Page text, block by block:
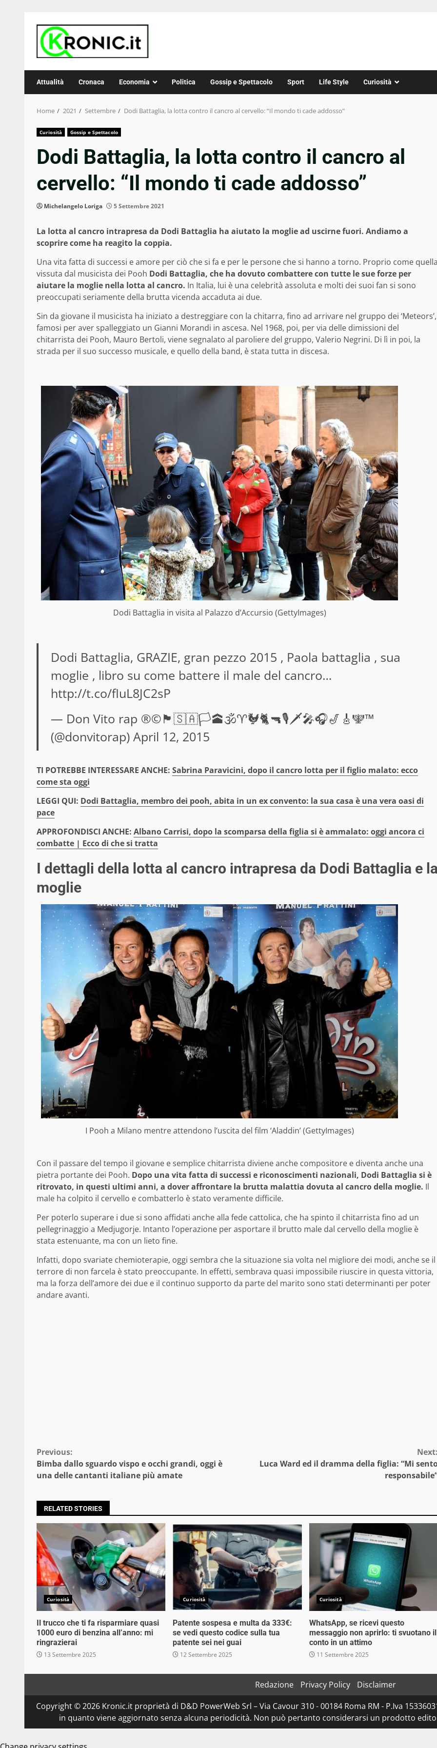
content
Attualità Cronaca Economia Politica Gossip e Spettacolo Sport Life Style Curiosità
Home 2021 Settembre Dodi Battaglia, la lotta contro il cancro al cervello: “Il mondo ti cade addosso”
Curiosità Gossip e Spettacolo
Dodi Battaglia, la lotta contro il cancro al
cervello: “Il mondo ti cade addosso”
Michelangelo Loriga 5 Settembre 2021
La lotta al cancro intrapresa da Dodi Battaglia ha aiutato la moglie ad uscirne fuori. Andiamo a
scoprire come ha reagito la coppia.
Una vita fatta di successi e amore per ciò che si fa e per le persone che si hanno a torno. Proprio come
vissuta dal musicista dei Pooh Dodi Battaglia, che ha dovuto combattere con tutte le sue forze per
aiutare la moglie nella lotta al cancro. In Italia, lui è una celebrità assoluta e molti dei suoi fan si sono
preoccupati seriamente della brutta vicenda accaduta ai due.
Sin da giovane il musicista ha iniziato a destreggiare con la chitarra, fino ad arrivare nel gruppo dei ‘Meteors’,
famosi per aver spalleggiato un Gianni Morandi in ascesa. Nel 1968, poi, per via delle dimissioni del
chitarrista dei Pooh, Mauro Bertoli, viene segnalato al paroliere del gruppo, Valerio Negrini. Di lì in poi, la
strada per il suo successo musicale, e quello della band, è stata tutta in discesa.
Dodi Battaglia in visita al Palazzo d’Accursio (GettyImages)
Dodi Battaglia, GRAZIE, gran pezzo 2015 , Paola battaglia , sua
moglie , libro su come battere il male del cancro…
http://t.co/fIuL8JC2sP
— Don Vito rap ®©🏴🇸🇦🏳🕋🕉♈🐓🐈🔫🎙🗡🎤🎧🎷🎸🕎™
(@donvitorap) April 12, 2015
TI POTREBBE INTERESSARE ANCHE: Sabrina Paravicini, dopo il cancro lotta per il figlio malato: ecco
come sta oggi
LEGGI QUI: Dodi Battaglia, membro dei pooh, abita in un ex convento: la sua casa è una vera oasi di
pace
APPROFONDISCI ANCHE: Albano Carrisi, dopo la scomparsa della figlia si è ammalato: oggi ancora ci
combatte | Ecco di che si tratta
I dettagli della lotta al cancro intrapresa da Dodi Battaglia e
moglie
I Pooh a Milano mentre attendono l’uscita del film ‘Aladdin’ (GettyImages)
Con il passare del tempo il giovane e semplice chitarrista diviene anche compositore e diventa anche una
pietra portante dei Pooh. Dopo una vita fatta di successi e riconoscimenti nazionali, Dodi Battaglia si è
ritrovato, in questi ultimi anni, a dover affrontare la brutta malattia dovuta al cancro della moglie. Il
male ha colpito il cervello e combatterlo è stato veramente difficile.
Per poterlo superare i due si sono affidati anche alla fede cattolica, che ha spinto il chitarrista fino ad un
pellegrinaggio a Medjugorje. Intanto l’operazione per asportare il brutto male dal cervello della moglie è
stata estenuante, ma con un lieto fine.
Infatti, dopo svariate chemioterapie, oggi sembra che la situazione sia volta nel migliore dei modi, anche se il
terrore di non farcela è stato preoccupante. In effetti, sembrava quasi impossibile riuscire in questa vittoria,
ma la forza dell’amore dei due e il continuo supporto da parte del marito sono stati determinanti per poter
andare avanti.
Continue
Reading
Previous:
Bimba dallo sguardo vispo e occhi grandi, oggi è
una delle cantanti italiane più amate
Luca Ward ed il dramma della figlia: “Mi
RELATED STORIES
Curiosità
Il trucco che ti fa risparmiare quasi
1000 euro di benzina all’anno: mi
ringrazierai
13 Settembre 2025
Curiosità
Patente sospesa e multa da 333€:
se vedi questo codice sulla tua
patente sei nei guai
12 Settembre 2025
Curiosità
WhatsApp, se ricevi questo
messaggio non aprirlo: ti svuotano il
conto in un attimo
11 Settembre 2025
Redazione Privacy Policy
Disclaimer
Copyright © 2026 Kronic.it proprietà di D&D PowerWeb Srl – Via Cavour 310 - 00184 Roma RM - P.Iva
in quanto viene aggiornato senza alcuna periodicità. Non può pertanto considerarsi un prodotto